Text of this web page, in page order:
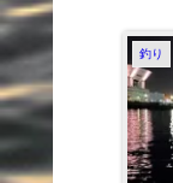
釣り